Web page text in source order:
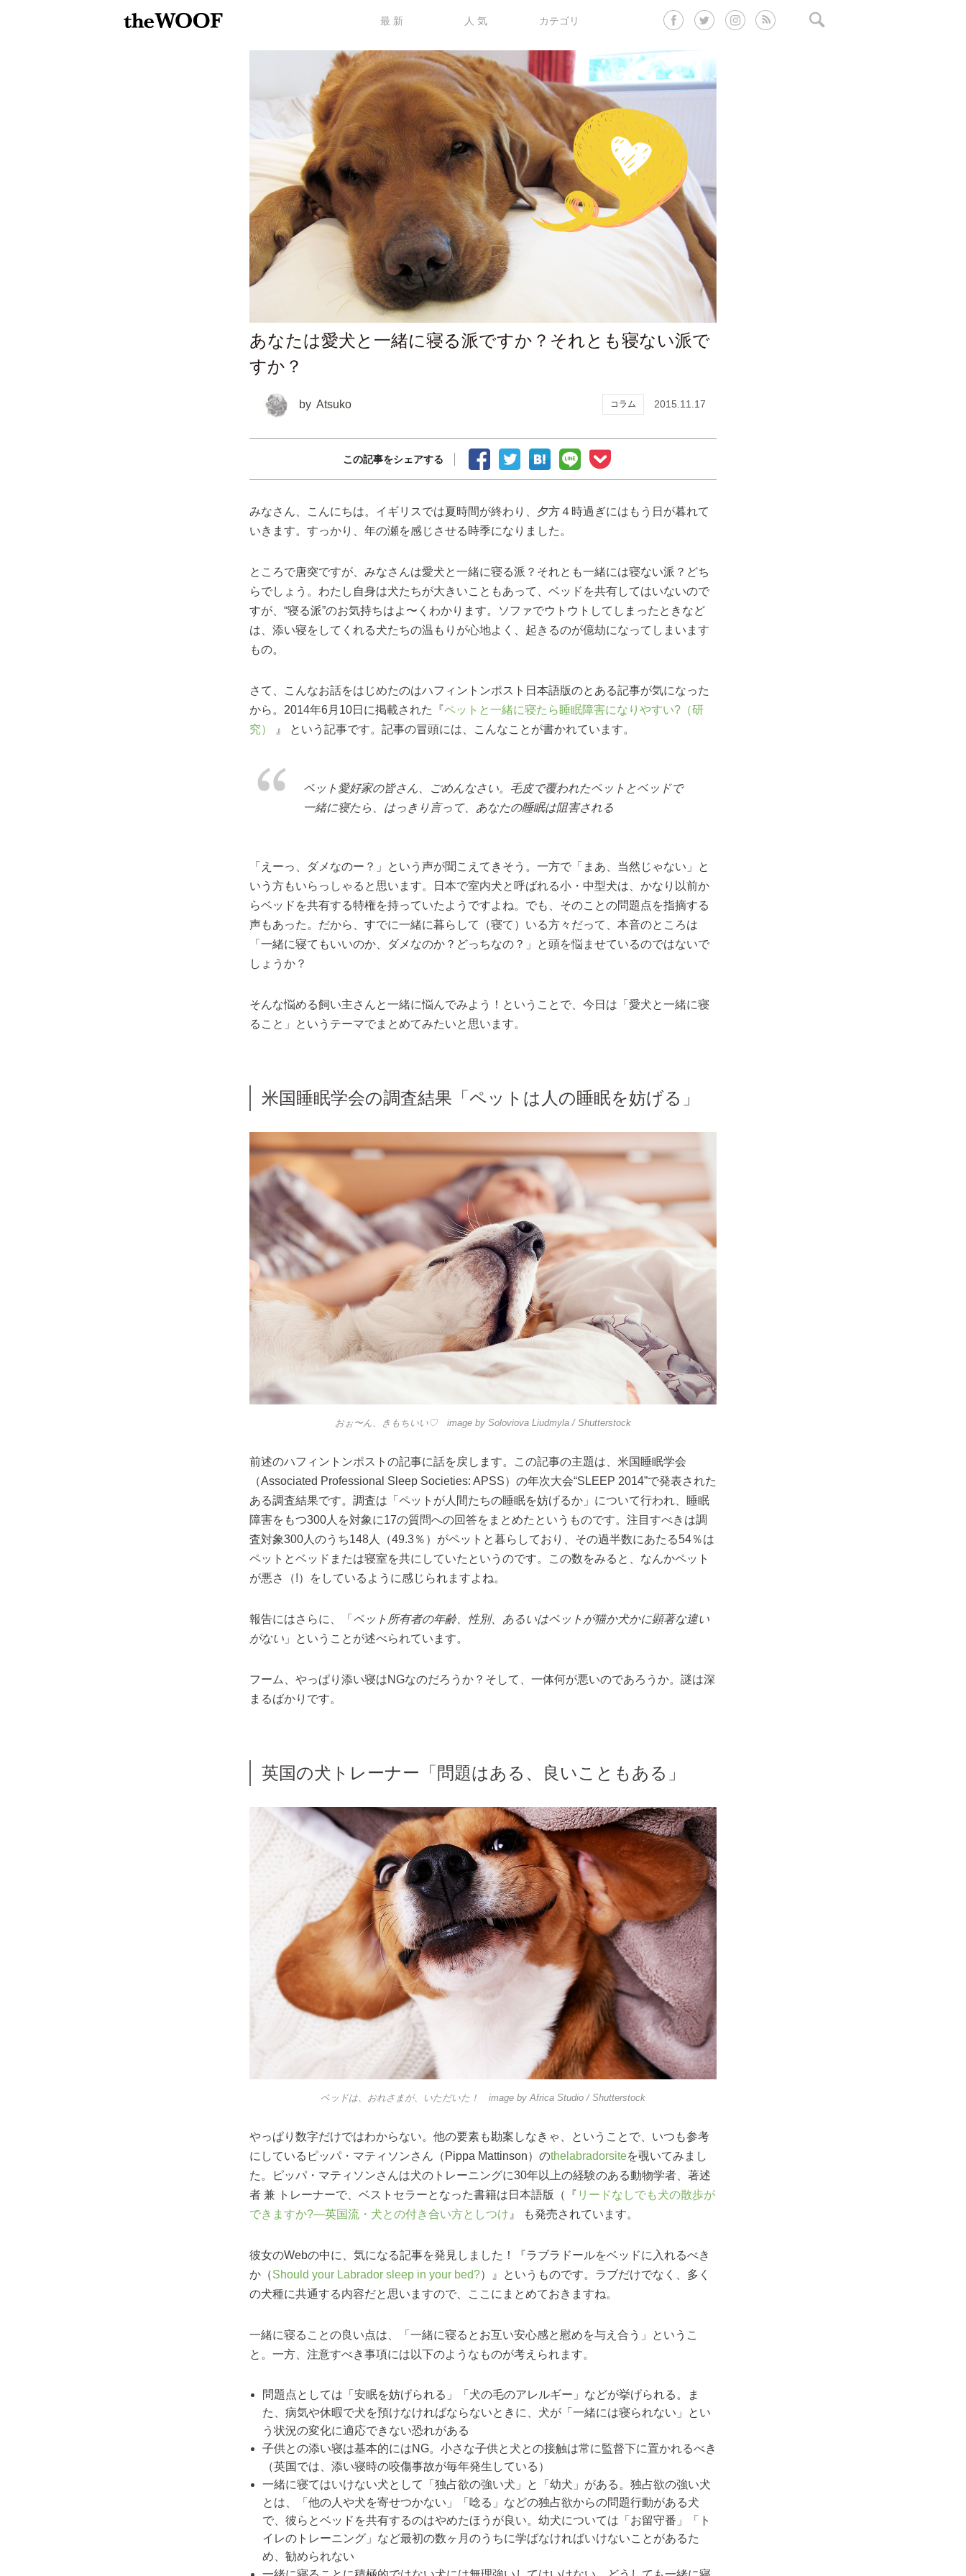
最 新 人 気 カテゴリ
あなたは愛犬と一緒に寝る派ですか？それとも寝ない派で
すか？
by Atsuko コラム 2015.11.17
この記事をシェアする
みなさん、こんにちは。イギリスでは夏時間が終わり、夕方４時過ぎにはもう日が暮れて
いきます。すっかり、年の瀬を感じさせる時季になりました。
ところで唐突ですが、みなさんは愛犬と一緒に寝る派？それとも一緒には寝ない派？どち
らでしょう。わたし自身は犬たちが大きいこともあって、ベッドを共有してはいないので
すが、“寝る派”のお気持ちはよ〜くわかります。ソファでウトウトしてしまったときなど
は、添い寝をしてくれる犬たちの温もりが心地よく、起きるのが億劫になってしまいます
もの。
さて、こんなお話をはじめたのはハフィントンポスト日本語版のとある記事が気になった
から。2014年6月10日に掲載された『ペットと一緒に寝たら睡眠障害になりやすい?（研
究）
』 という記事です。記事の冒頭には、こんなことが書かれています。
ペット愛好家の皆さん、ごめんなさい。毛皮で覆われたペットとベッドで
一緒に寝たら、はっきり言って、あなたの睡眠は阻害される
「えーっ、ダメなのー？」という声が聞こえてきそう。一方で「まあ、当然じゃない」と
いう方もいらっしゃると思います。日本で室内犬と呼ばれる小・中型犬は、かなり以前か
らベッドを共有する特権を持っていたようですよね。でも、そのことの問題点を指摘する
声もあった。だから、すでに一緒に暮らして（寝て）いる方々だって、本音のところは
「一緒に寝てもいいのか、ダメなのか？どっちなの？」と頭を悩ませているのではないで
しょうか？
そんな悩める飼い主さんと一緒に悩んでみよう！ということで、今日は「愛犬と一緒に寝
ること」というテーマでまとめてみたいと思います。
米国睡眠学会の調査結果「ペットは人の睡眠を妨げる」
おぉ〜ん、きもちいい♡ image by Soloviova Liudmyla / Shutterstock
前述のハフィントンポストの記事に話を戻します。この記事の主題は、米国睡眠学会
（Associated Professional Sleep Societies: APSS）の年次大会“SLEEP 2014”で発表された
ある調査結果です。調査は「ペットが人間たちの睡眠を妨げるか」について行われ、睡眠
障害をもつ300人を対象に17の質問への回答をまとめたというものです。注目すべきは調
査対象300人のうち148人（49.3％）がペットと暮らしており、その過半数にあたる54％は
ペットとベッドまたは寝室を共にしていたというのです。この数をみると、なんかペット
が悪さ（!）をしているように感じられますよね。
報告にはさらに、「 ペット所有者の年齢、性別、あるいはペットが猫か犬かに顕著な違い
がない 」ということが述べられています。
フーム、やっぱり添い寝はNGなのだろうか？そして、一体何が悪いのであろうか。謎は深
まるばかりです。
英国の犬トレーナー「問題はある、良いこともある」
ベッドは、おれさまが、いただいた！ image byAfrica Studio / Shutterstock
やっぱり数字だけではわからない。他の要素も勘案しなきゃ、ということで、いつも参考
にしているピッパ・マティソンさん（Pippa Mattinson）のthelabradorsiteを覗いてみまし
た。ピッパ・マティソンさんは犬のトレーニングに30年以上の経験のある動物学者、著述
者 兼 トレーナーで、ベストセラーとなった書籍は日本語版（『 リードなしでも犬の散歩が
できますか?―英国流・犬との付き合い方としつけ 』 も発売されています。
彼女のWebの中に、気になる記事を発見しました！『ラブラドールをベッドに入れるべき
か（Should your Labrador sleep in your bed?）』というものです。ラブだけでなく、多く
の犬種に共通する内容だと思いますので、ここにまとめておきますね。
一緒に寝ることの良い点は、「一緒に寝るとお互い安心感と慰めを与え合う」というこ
と。一方、注意すべき事項には以下のようなものが考えられます。
問題点としては「安眠を妨げられる」「犬の毛のアレルギー」などが挙げられる。ま
た、病気や休暇で犬を預けなければならないときに、犬が「一緒には寝られない」とい
う状況の変化に適応できない恐れがある
子供との添い寝は基本的にはNG。小さな子供と犬との接触は常に監督下に置かれるべき
（英国では、添い寝時の咬傷事故が毎年発生している）
一緒に寝てはいけない犬として「独占欲の強い犬」と「幼犬」がある。独占欲の強い犬
とは、「他の人や犬を寄せつかない」「唸る」などの独占欲からの問題行動がある犬
で、彼らとベッドを共有するのはやめたほうが良い。幼犬については「お留守番」「ト
イレのトレーニング」など最初の数ヶ月のうちに学ばなければいけないことがあるた
め、勧められない